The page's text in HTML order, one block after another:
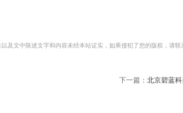
及文中陈述文字和内容未经本站证实，如果侵犯了您的版权，请联
下一篇： 北京碧蓝